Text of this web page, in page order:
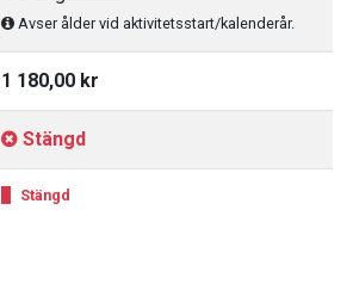
Avser ålder vid aktivitetsstart/kalenderår.
1 180,00 kr
Stängd
Stängd